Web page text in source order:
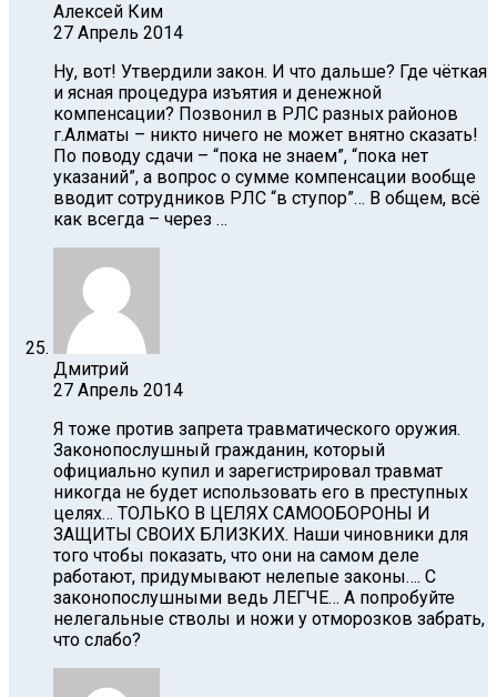
Алексей Ким
27 Апрель 2014
Ну, вот! Утвердили закон. И что дальше? Где чёткая
и ясная процедура изъятия и денежной
компенсации? Позвонил в РЛС разных районов
г.Алматы – никто ничего не может внятно сказать!
По поводу сдачи – “пока не знаем”, “пока нет
указаний”, а вопрос о сумме компенсации вообще
вводит сотрудников РЛС “в ступор”… В общем, всё
как всегда – через …
Дмитрий
27 Апрель 2014
Я тоже против запрета травматического оружия.
Законопослушный гражданин, который
официально купил и зарегистрировал травмат
никогда не будет использовать его в преступных
целях… ТОЛЬКО В ЦЕЛЯХ САМООБОРОНЫ И
ЗАЩИТЫ СВОИХ БЛИЗКИХ. Наши чиновники для
того чтобы показать, что они на самом деле
работают, придумывают нелепые законы…. С
законопослушными ведь ЛЕГЧЕ… А попробуйте
нелегальные стволы и ножи у отморозков забрать,
что слабо?